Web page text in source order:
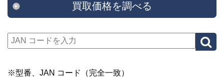
買取価格を調べる
※型番、JAN コード（完全一致）